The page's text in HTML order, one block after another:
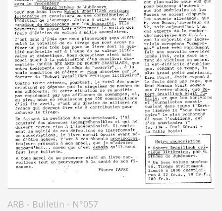
ARB - Bulletin - N°057